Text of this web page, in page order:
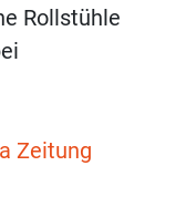
Rollstühle
Zeitung